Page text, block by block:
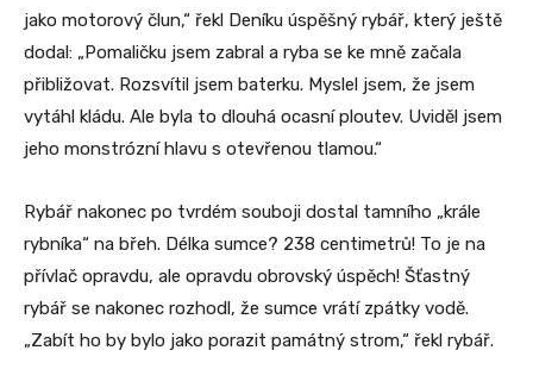
jako motorový člun,“ řekl Deníku úspěšný rybář, který ještě
dodal: „Pomaličku jsem zabral a ryba se ke mně začala
přibližovat. Rozsvítil jsem baterku. Myslel jsem, že jsem
vytáhl kládu. Ale byla to dlouhá ocasní ploutev. Uviděl jsem
jeho monstrózní hlavu s otevřenou tlamou.“
Rybář nakonec po tvrdém souboji dostal tamního „krále
rybníka“ na břeh. Délka sumce? 238 centimetrů! To je na
přívlač opravdu, ale opravdu obrovský úspěch! Šťastný
rybář se nakonec rozhodl, že sumce vrátí zpátky vodě.
„Zabít ho by bylo jako porazit památný strom,“ řekl rybář.